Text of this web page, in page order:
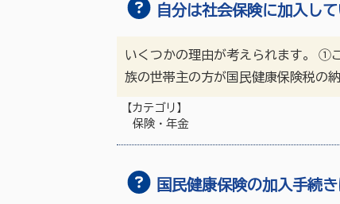
自分は社会保険に加入し
いくつかの理由が考えられます。 ➀
族の世帯主の方が国民健康保険税の
【カテゴリ】
保険・年金
国民健康保険の加入手続